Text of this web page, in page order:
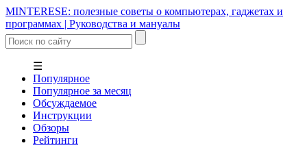
MINTERESE: полезные советы о компьютерах, гаджетах и
программах | Руководства и мануалы
☰
Популярное
Популярное за месяц
Обсуждаемое
Инструкции
Обзоры
Рейтинги